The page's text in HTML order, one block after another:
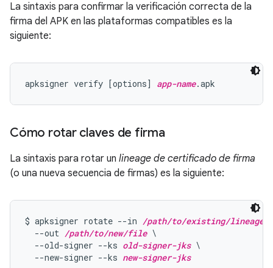
La sintaxis para confirmar la verificación correcta de la
firma del APK en las plataformas compatibles es la
siguiente:
apksigner verify [options] app-name
Cómo rotar claves de firma
La sintaxis para rotar un lineage de certificado de firma
(o una nueva secuencia de firmas) es la siguiente:
$ apksigner rotate --in /path/to/existing/lineage
  --out
/path/to/new/file \
  --old-signer --ks
old-signer-jks \
  --new-signer --ks
new-signer-jks